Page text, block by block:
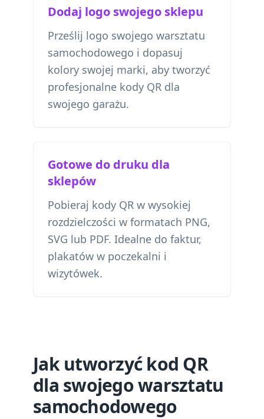
Dodaj logo swojego sklepu
Prześlij logo swojego warsztatu
samochodowego i dopasuj
kolory swojej marki, aby tworzyć
profesjonalne kody QR dla
swojego garażu.
Gotowe do druku dla
sklepów
Pobieraj kody QR w wysokiej
rozdzielczości w formatach PNG,
SVG lub PDF. Idealne do faktur,
plakatów w poczekalni i
wizytówek.
Jak utworzyć kod QR
dla swojego warsztatu
samochodowego